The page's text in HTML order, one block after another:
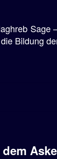
Sage
Bildung